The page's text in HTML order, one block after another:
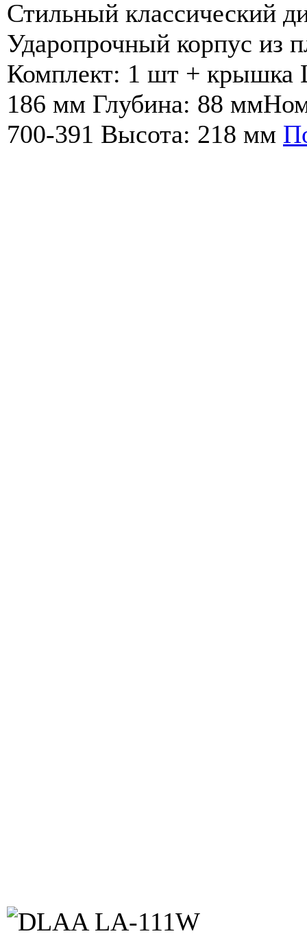
Стильный классический
Ударопрочный корпус из
Комплект: 1 шт +
186 мм Глубина: 88
700-391 Высота: 218 мм